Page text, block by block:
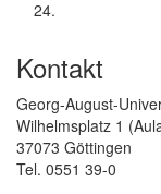
Kontakt
Georg-August-
Wilhelmsplatz 1
37073 Göttingen
Tel. 0551 39-0